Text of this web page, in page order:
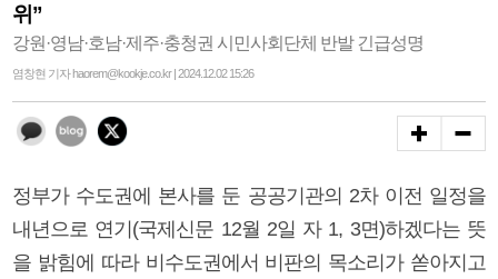
위”
강원·영남·호남·제주·충청권 시민사회단체 반발 긴급성명
염창현 기자 haorem@kookje.co.kr | 2024.12.02 15:26
정부가 수도권에 본사를 둔 공공기관의 2차 이전 일정을
내년으로 연기(국제신문 12월 2일 자 1, 3면)하겠다는 뜻
을 밝힘에 따라 비수도권에서 비판의 목소리가 쏟아지고